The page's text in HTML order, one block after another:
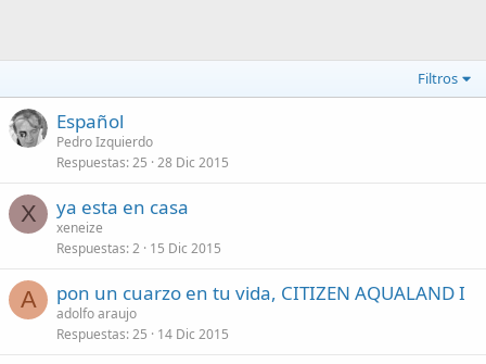
Filtros
Español
Pedro Izquierdo
Respuestas 25 28 Dic 2015
X ya esta en casa
xeneize
Respuestas 2 15 Dic 2015
A pon un cuarzo en tu vida, CITIZEN AQUALAND I
adolfo araujo
Respuestas 25 14 Dic 2015